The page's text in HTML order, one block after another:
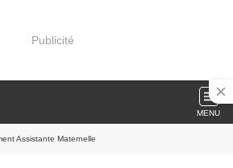
Publicité
MENU
Assistante Maternelle